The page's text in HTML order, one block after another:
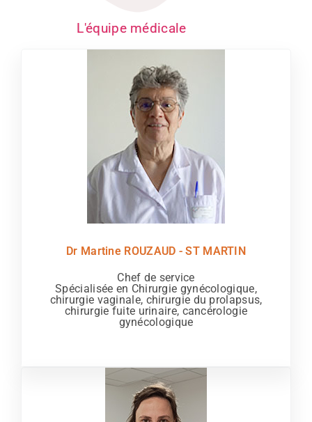
L'équipe médicale
Dr Martine ROUZAUD - ST MARTIN
Chef de service
Spécialisée en Chirurgie gynécologique,
chirurgie vaginale, chirurgie du prolapsus,
chirurgie fuite urinaire, cancérologie
gynécologique